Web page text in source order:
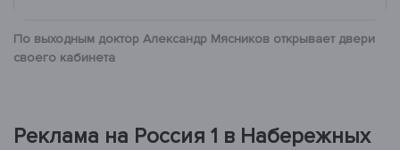
По выходным доктор Александр Мясников открывает двери
своего кабинета
Реклама на Россия 1 в Набережных